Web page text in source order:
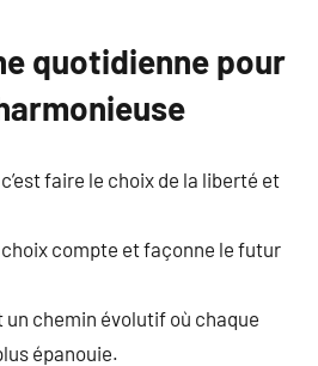
quotidienne pour
faire le choix de la liberté et
compte et façonne le futur
un chemin évolutif où chaque
épanouie.